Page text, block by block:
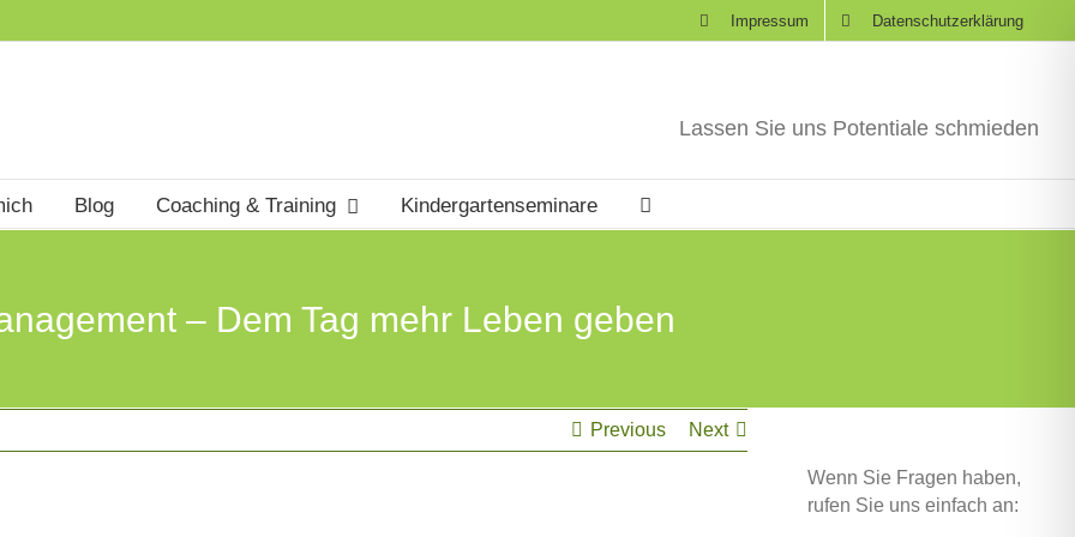
Impressum Datenschutzerklärung
Lassen Sie uns Potentiale schmieden
Blog Coaching & Training Kindergartenseminare
– Dem Tag mehr Leben geben
Previous Next
Wenn Sie Fragen haben,
rufen Sie uns einfach an: